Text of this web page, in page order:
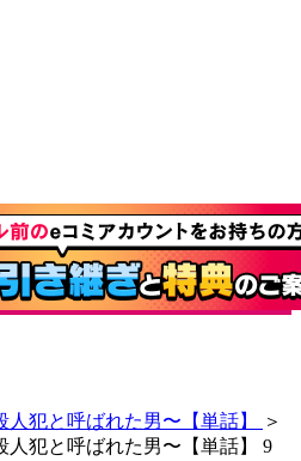
犯と呼ばれた男〜【単話】
＞
人犯と呼ばれた男〜【単話】 9